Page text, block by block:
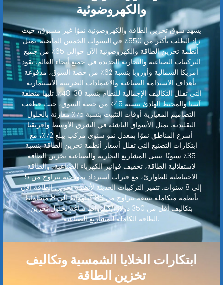
والكهروضوئية
يشهد سوق تخزين الطاقة والكهروضوئية نموًا غير مسبوق، حيث
زاد الطلب بأكثر من 550٪ في السنوات الخمس الماضية. تمثل
أنظمة تخزين الطاقة والكهروضوئية الآن حوالي 65٪ من جميع
التركيبات الصناعية والتجارية الجديدة في جميع أنحاء العالم. تقود
أمريكا الشمالية وأوروبا بنسبة 62٪ من حصة السوق، مدفوعة
بأهداف الاستدامة الصناعية والاعتمادات الضريبية الاستثمارية
التي تقلل التكاليف الإجمالية للنظام بنسبة 30-48٪. تليها منطقة
آسيا والمحيط الهادئ بنسبة 45٪ من حصة السوق، حيث قطعت
التصاميم المعيارية أوقات التثبيت بنسبة 75٪ مقارنة بالحلول
التقليدية. تمثل الأسواق الناشئة في الشرق الأوسط وإفريقيا
أسرع المناطق نموًا بمعدل نمو سنوي مركب يبلغ 72٪، مع
ابتكارات التصنيع التي تقلل أسعار أنظمة تخزين الطاقة بنسبة
35٪ سنويًا. تتبنى المشاريع التجارية والصناعية تخزين الطاقة
لاستقلالية الطاقة، تخفيف فواتير الكهرباء الصناعية، والطاقة
الاحتياطية للطوارئ، مع فترات استرداد نموذجية تتراوح من 5
إلى 8 سنوات. تتميز التركيبات الحديثة لأنظمة تخزين الطاقة الآن
بأنظمة متكاملة بسعة تتراوح من 80 كيلوواط إلى 8 ميجاواط
بتكاليف أقل من 350 دولارًا/كيلوواط ساعة لحلول تخزين
الطاقة الكاملة للمشاريع الصناعية.
ابتكارات الخلايا الشمسية وتكاليف
تخزين الطاقة